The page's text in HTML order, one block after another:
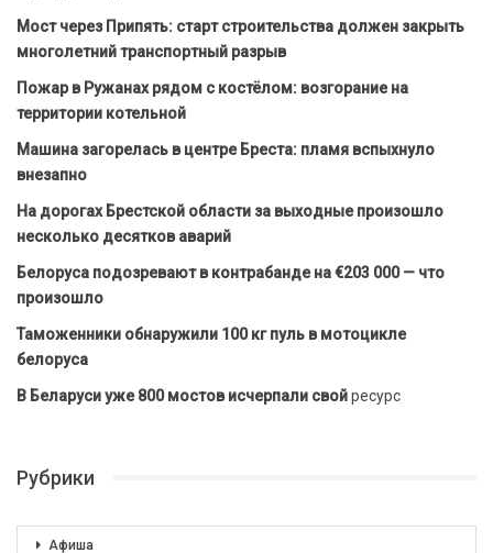
Мост через Припять: старт строительства должен закрыть
многолетний транспортный разрыв
Пожар в Ружанах рядом с костёлом: возгорание на
территории котельной
Машина загорелась в центре Бреста: пламя вспыхнуло
внезапно
На дорогах Брестской области за выходные произошло
несколько десятков аварий
Белоруса подозревают в контрабанде на €203 000 — что
произошло
Таможенники обнаружили 100 кг пуль в мотоцикле
белоруса
В Беларуси уже 800 мостов исчерпали свойресурс
Рубрики
Афиша